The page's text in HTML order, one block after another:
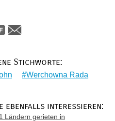
Stichworte:
Werchowna Rada
ebenfalls interessieren:
Ländern gerieten in